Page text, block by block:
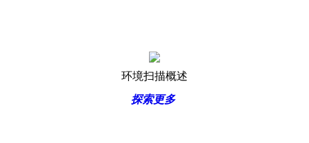
环境扫描概述
探索更多